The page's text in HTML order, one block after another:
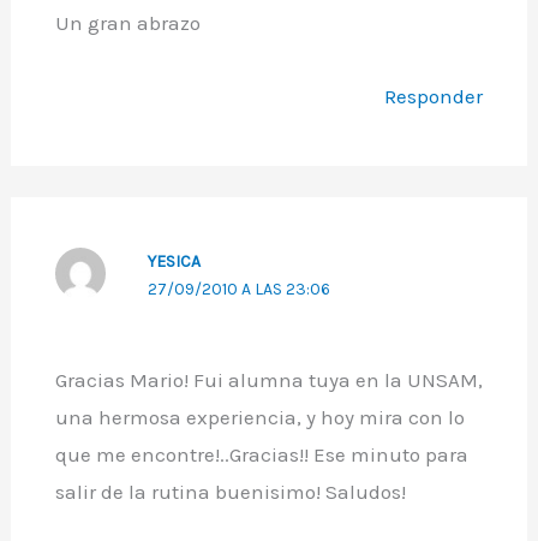
Un gran abrazo
Responder
YESICA
27/09/2010 A LAS 23:06
Gracias Mario! Fui alumna tuya en la UNSAM,
una hermosa experiencia, y hoy mira con lo
que me encontre!..Gracias!! Ese minuto para
salir de la rutina buenisimo! Saludos!